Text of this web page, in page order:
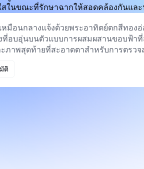
ในขณะที่รักษาฉากให้สอดคล้องกันและ
ติ